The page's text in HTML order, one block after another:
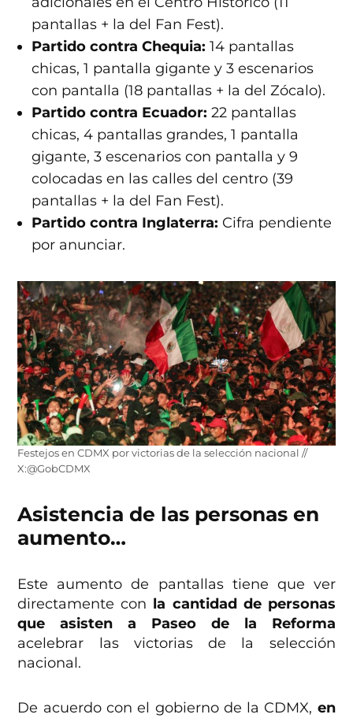
pantallas + la del Fan Fest).
Partido contra Chequia:14 pantallas
chicas, 1 pantalla gigante y 3 escenarios
con pantalla (18 pantallas + la del Zócalo).
Partido contra Ecuador:22 pantallas
chicas, 4 pantallas grandes, 1 pantalla
gigante, 3 escenarios con pantalla y 9
colocadas en las calles del centro (39
pantallas + la del Fan Fest).
Partido contra Inglaterra: Cifra pendiente
por anunciar.
Festejos en CDMX por victorias de la selección nacional //
X:@GobCDMX
Asistencia de las personas en
aumento…
Este aumento de pantallas tiene que ver
directamente con la cantidad de personas
que asisten a Paseo de la Reforma
acelebrar las victorias de la selección
nacional.
De acuerdo con el gobierno de la CDMX, en